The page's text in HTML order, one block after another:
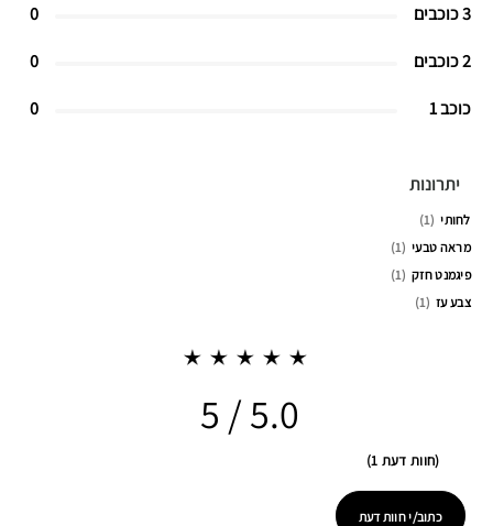
3 כוכבים 0
2 כוכבים 0
כוכב 1 0
יתרונות
לחותי
1
מראה טבעי
1
פיגמנט חזק
1
צבע עז
1
5.0
חוות דעת 1
כתוב/י חוות דעת